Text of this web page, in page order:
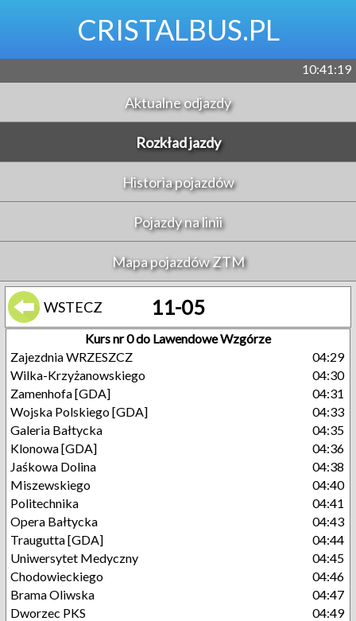
CRISTALBUS.PL
10:41:19
Aktualne odjazdy
Rozkład jazdy
Historia pojazdów
Pojazdy na linii
Mapa pojazdów ZTM
WSTECZ 11-05
Kurs nr 0 do Lawendowe Wzgórze
Zajezdnia WRZESZCZ
04:29
Wilka-Krzyżanowskiego
04:30
Zamenhofa [GDA]
04:31
Wojska Polskiego [GDA]
04:33
Galeria Bałtycka
04:35
Klonowa [GDA]
04:36
Jaśkowa Dolina
04:38
Miszewskiego
04:40
Politechnika
04:41
Opera Bałtycka
04:43
Traugutta [GDA]
04:44
Uniwersytet Medyczny
04:45
Chodowieckiego
04:46
Brama Oliwska
04:47
Dworzec PKS
04:49